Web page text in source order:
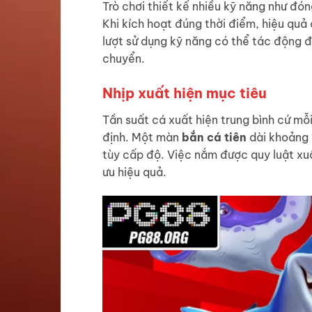
Trò chơi thiết kế nhiều kỹ năng như
Khi kích hoạt đúng thời điểm, hiệu
lượt sử dụng kỹ năng có thể tác động
chuyển.
Nhịp xuất hiện mục tiêu
Tần suất cá xuất hiện trung bình cứ
định. Một màn bắn cá tiên dài
tùy cấp độ. Việc nắm được quy luật
ưu hiệu quả.